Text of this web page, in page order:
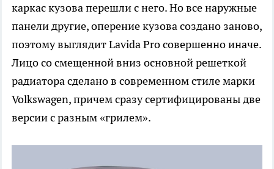
каркас кузова перешли с него. Но все наружные
панели другие, оперение кузова создано заново,
поэтому выглядит Lavida Pro совершенно иначе.
Лицо со смещенной вниз основной решеткой
радиатора сделано в современном стиле марки
Volkswagen, причем сразу сертифицированы две
версии с разным «грилем».